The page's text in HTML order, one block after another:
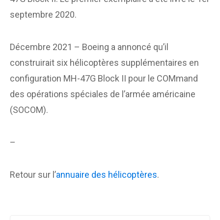
septembre 2020.
Décembre 2021 – Boeing a annoncé qu’il
construirait six hélicoptères supplémentaires en
configuration MH-47G Block II pour le COMmand
des opérations spéciales de l’armée américaine
(SOCOM).
–
Retour sur l’annuaire des hélicoptères.